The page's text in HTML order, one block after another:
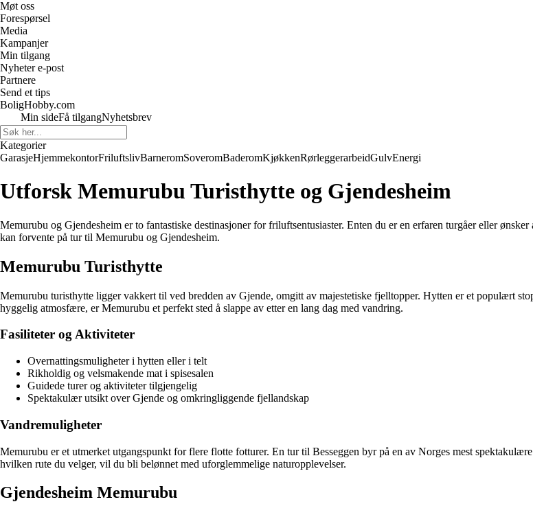
Møt oss
Forespørsel
Media
Kampanjer
Min tilgang
Nyheter e-post
Partnere
Send et tips
BoligHobby.com
Min sideFå tilgangNyhetsbrev
Kategorier
GarasjeHjemmekontorFriluftslivBarneromSoveromBaderomKjøkkenRørleggerarbeidGulvEnergi
Utforsk Memurubu Turisthytte og Gjendesheim
Memurubu og Gjendesheim er to fantastiske destinasjoner for friluftsentusiaster. Enten du er en erfaren turgåer eller
kan forvente på tur til Memurubu og Gjendesheim.
Memurubu Turisthytte
Memurubu turisthytte ligger vakkert til ved bredden av Gjende, omgitt av majestetiske fjelltopper. Hytten er et populært
hyggelig atmosfære, er Memurubu et perfekt sted å slappe av etter en lang dag med vandring.
Fasiliteter og Aktiviteter
Overnattingsmuligheter i hytten eller i telt
Rikholdig og velsmakende mat i spisesalen
Guidede turer og aktiviteter tilgjengelig
Spektakulær utsikt over Gjende og omkringliggende fjellandskap
Vandremuligheter
Memurubu er et utmerket utgangspunkt for flere flotte fotturer. En tur til Besseggen byr på en av Norges mest
hvilken rute du velger, vil du bli belønnet med uforglemmelige naturopplevelser.
Gjendesheim Memurubu